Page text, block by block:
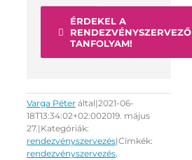
ÉRDEKEL A
RENDEZVÉNYSZERVEZŐ
TANFOLYAM!
Varga Péter által|2021-06-
18T13:34:02+02:002019. május
27.| Kategóriák:
rendezvényszervezés|Címkék:
rendezvényszervezés,